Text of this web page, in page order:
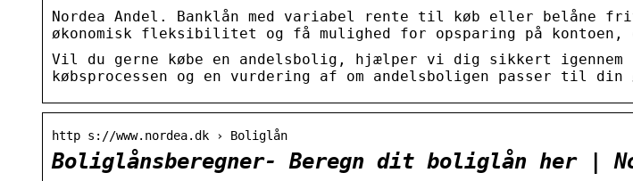
Nordea Andel. Banklån med variabel rente til køb eller belåne
økonomisk fleksibilitet og få mulighed for opsparing på kontoen,
Vil du gerne købe en andelsbolig, hjælper vi dig sikkert igennem
købsprocessen og en vurdering af om andelsboligen passer til din
http s://www.nordea.dk › Boliglån
Boliglånsberegner- Beregn dit boliglån her |